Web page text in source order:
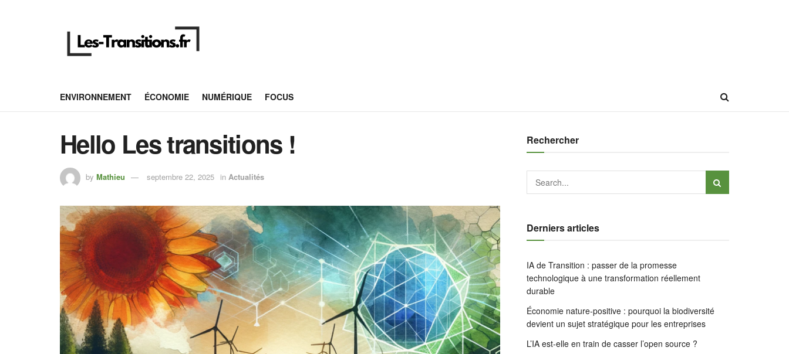
ENVIRONNEMENT ÉCONOMIE NUMÉRIQUE FOCUS
Hello Les transitions !
by Mathieu septembre 22, 2025 in Actualités
Rechercher
Derniers articles
IA de Transition : passer de la promesse
technologique à une transformation réellement
durable
Économie nature-positive : pourquoi la biodiversité
devient un sujet stratégique pour les entreprises
L’IA est-elle en train de casser l’open source ?